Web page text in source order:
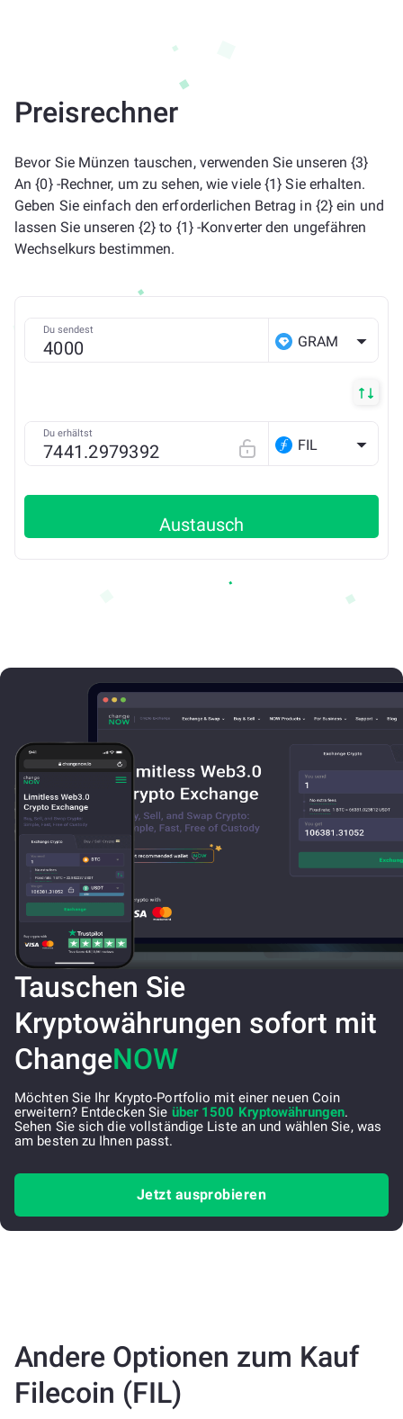
Preisrechner
Bevor Sie Münzen tauschen, verwenden Sie unseren {3}
An {0} -Rechner, um zu sehen, wie viele {1} Sie erhalten.
Geben Sie einfach den erforderlichen Betrag in {2} ein und
lassen Sie unseren {2} to {1} -Konverter den ungefähren
Wechselkurs bestimmen.
Du sendest
GRAM
Du erhältst
FIL
Austausch
Tauschen Sie
Kryptowährungen sofort mit
ChangeNOW
Möchten Sie Ihr Krypto-Portfolio mit einer neuen Coin
erweitern? Entdecken Sie über 1500 Kryptowährungen.
Sehen Sie sich die vollständige Liste an und wählen Sie, was
am besten zu Ihnen passt.
Jetzt ausprobieren
Andere Optionen zum Kauf
Filecoin (FIL)